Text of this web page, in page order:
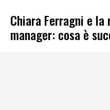
Chiara Ferragni e
manager: cosa è